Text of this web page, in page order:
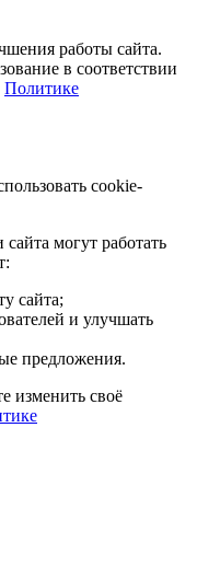
работы сайта.
в соответствии
Политике
cookie-
могут работать
сайта;
и улучшать
предложения.
изменить своё